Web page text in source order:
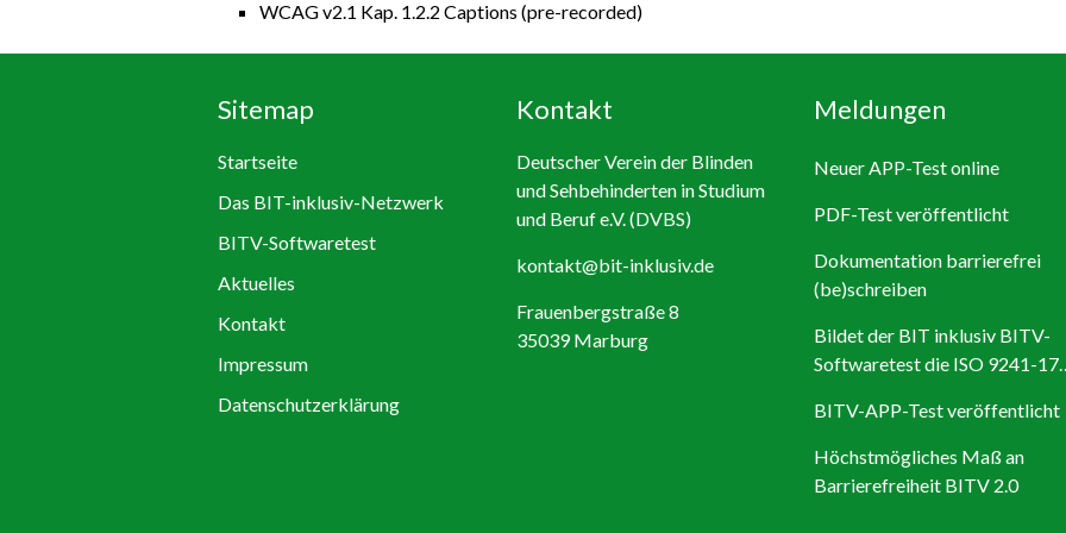
WCAG v2.1 Kap. 1.2.2 Captions (pre-recorded)
Sitemap
Startseite
Das BIT-inklusiv-Netzwerk
BITV-Softwaretest
Aktuelles
Kontakt
Impressum
Datenschutzerklärung
Kontakt
Deutscher Verein der Blinden
und Sehbehinderten in Studium
und Beruf e.V. (DVBS)
kontakt@bit-inklusiv.de
Frauenbergstraße 8
35039 Marburg
Meldungen
Neuer APP-Test online
PDF-Test veröffentlicht
Dokumentation barrierefrei
(be)schreiben
Bildet der BIT inklusiv BITV-
Softwaretest die ISO 9241-
BITV-APP-Test veröffentlicht
Höchstmögliches Maß an
Barrierefreiheit BITV 2.0